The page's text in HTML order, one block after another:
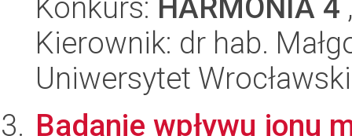
Konkurs: HARMONIA 4
Kierownik: dr hab.
Uniwersytet
Badanie wpływu jonu